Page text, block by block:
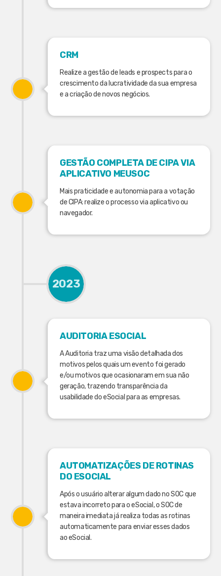
CRM
Realize a gestão de leads e prospects para o
crescimento da lucratividade da sua empresa
e a criação de novos negócios.
GESTÃO COMPLETA DE CIPA VIA
APLICATIVO MEUSOC
Mais praticidade e autonomia para a votação
de CIPA: realize o processo via aplicativo ou
navegador.
2023
AUDITORIA ESOCIAL
A Auditoria traz uma visão detalhada dos
motivos pelos quais um evento foi gerado
e/ou motivos que ocasionaram em sua não
geração, trazendo transparência da
usabilidade do eSocial para as empresas.
AUTOMATIZAÇÕES DE ROTINAS
DO ESOCIAL
Após o usuário alterar algum dado no SOC que
estava incorreto para o eSocial, o SOC de
maneira imediata já realiza todas as rotinas
automaticamente para enviar esses dados
ao eSocial.